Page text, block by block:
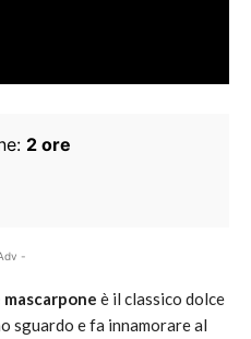
2 ore
-
è il classico dolce
sguardo e fa innamorare al